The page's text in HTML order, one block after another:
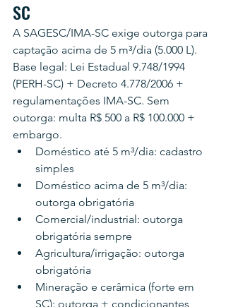
SC
A SAGESC/IMA-SC exige outorga para
captação acima de 5 m³/dia (5.000 L).
Base legal: Lei Estadual 9.748/1994
(PERH-SC) + Decreto 4.778/2006 +
regulamentações IMA-SC. Sem
outorga: multa R$ 500 a R$ 100.000 +
embargo.
Doméstico até 5 m³/dia: cadastro
simples
Doméstico acima de 5 m³/dia:
outorga obrigatória
Comercial/industrial: outorga
obrigatória sempre
Agricultura/irrigação: outorga
obrigatória
Mineração e cerâmica (forte em
SC): outorga + condicionantes